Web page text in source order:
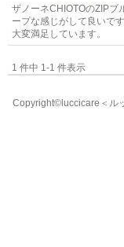
ザノーネCHIOTOのZIPブ
ープな感じがして良いです
大変満足しています。
1 件中 1-1 件表示
Copyright©luccicare ＜ル